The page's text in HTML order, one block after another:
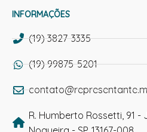
INFORMAÇÕES
(19) 3827-3335
(19) 99875-5201
R. Humberto Rossetti, 91 -